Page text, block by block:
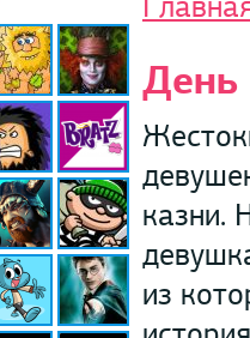
День
казни.
из